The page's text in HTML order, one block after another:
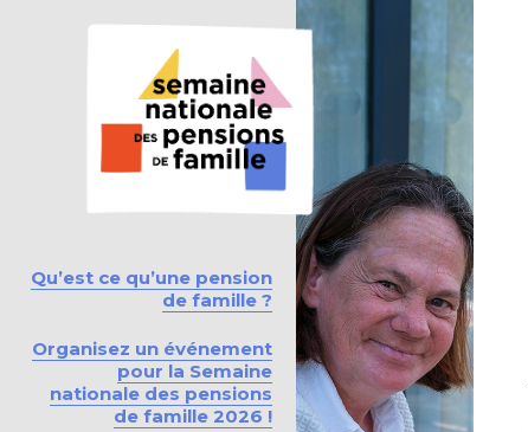
Qu’est ce qu’une pension
de famille ?
Organisez un événement
pour la Semaine
nationale des pensions
de famille 2026 !